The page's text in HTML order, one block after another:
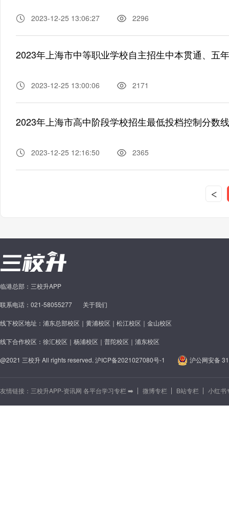
2023-12-25 13:06:27 2296
2023-12-25 13:00:06 2171
2023年上海市高中阶段学校招生最低投档控制分数
2023-12-25 12:16:50 2365
<
临港总部：三校升APP
联系电话：021-58055277 关于我们
线下校区地址：浦东总部校区｜黄浦校区｜松江校区｜金山校区
线下合作校区：徐汇校区｜杨浦校区｜普陀校区｜浦东校区
@2021 三校升 All rights reserved. 沪ICP备2021027080号-1 沪公网安备
友情链接： 三校升APP-资讯网 各平台学习专栏 ➡️ 微博专栏 B站专栏 小红书